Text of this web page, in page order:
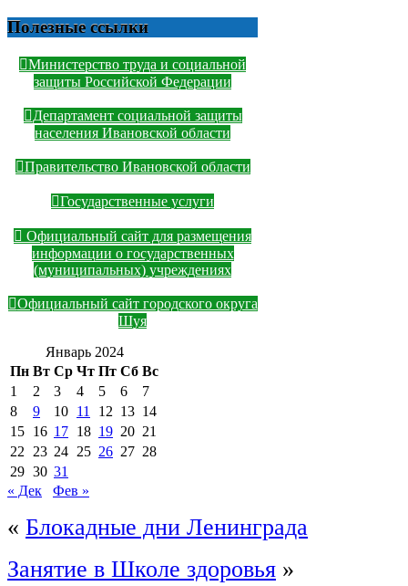
Полезные ссылки
Министерство труда и социальной
защиты Российской Федерации
Департамент социальной защиты
населения Ивановской области
Правительство Ивановской области
Государственные услуги
Официальный сайт для размещения
информации о государственных
(муниципальных) учреждениях
Официальный сайт городского округа
Шуя
Январь 2024
Пн Вт Ср Чт Пт Сб Вс
1
2 3 4 5 6
7
8
9 10 11 12 13 14
15 16 17 18 19 20 21
22
23 24 25 26 27 28
29 30 31
« Дек
Фев »
« Блокадные дни Ленинграда
Занятие в Школе здоровья »